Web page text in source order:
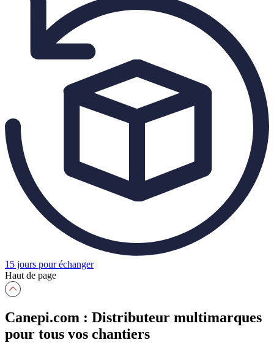
15 jours pour échanger
Haut de page
Canepi.com : Distributeur multimarques
pour tous vos chantiers